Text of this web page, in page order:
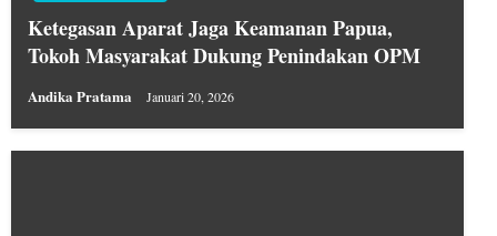
Ketegasan Aparat Jaga Keamanan Papua,
Tokoh Masyarakat Dukung Penindakan OPM
Andika Pratama Januari 20, 2026